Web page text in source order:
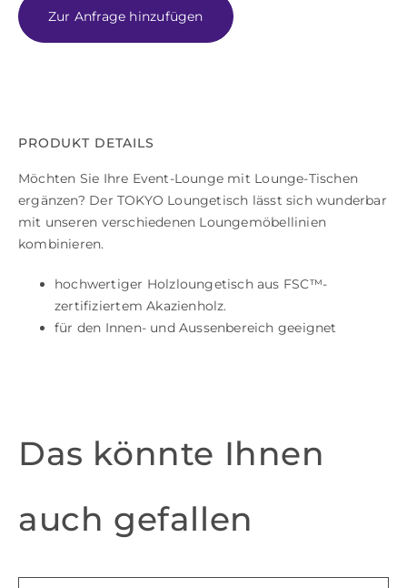
Zur Anfrage hinzufügen
PRODUKT DETAILS
Möchten Sie Ihre Event-Lounge mit Lounge-Tischen
ergänzen? Der TOKYO Loungetisch lässt sich wunderbar
mit unseren verschiedenen Loungemöbellinien
kombinieren.
hochwertiger Holzloungetisch aus FSC™-
zertifiziertem Akazienholz.
für den Innen- und Aussenbereich geeignet
Das könnte Ihnen
auch gefallen